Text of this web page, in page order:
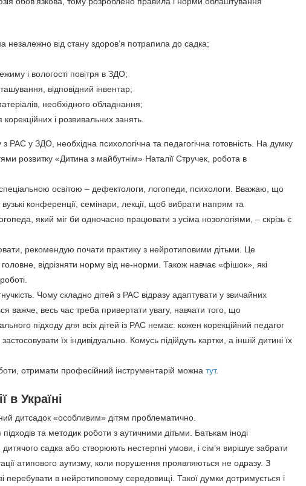
незалежно від стану здоров’я потрапила до садка;
і вологості повітря в ЗДО;
відповідний інвентар;
необхідного обладнання;
і розвивальних занять.
РАС у ЗДО, необхідна психологічна та педагогічна готовність. На думку
розвитку «Дитина з майбутнім» Наталії Стручек, робота в
спеціальною освітою – дефектологи, логопеди, психологи. Вважаю, що
конференції, семінари, лекції, щоб вибрати напрям та
який міг би одночасно працювати з усіма нозологіями, – скрізь є
рекомендую почати практику з нейротиповими дітьми. Це
відрізняти норму від не-норми. Також навчає «фішок», які
гнучкість. Чому складно дітей з РАС відразу адаптувати у звичайних
важче, весь час треба привертати увагу, навчати того, що
підходу для всіх дітей із РАС немає: кожен корекційний педагог
їх індивідуально. Комусь підійдуть картки, а іншій дитині їх
отримати професійний інструментарій можна тут.
в Україні
дитсадок «особливим» дітям проблематично.
та методик роботи з аутичними дітьми. Батькам іноді
садка або створюють нестерпні умови, і сім’я вирішує забрати
атипового аутизму, коли порушення проявляються не одразу. З
перебувати в нейротиповому середовищі. Такої думки дотримується і